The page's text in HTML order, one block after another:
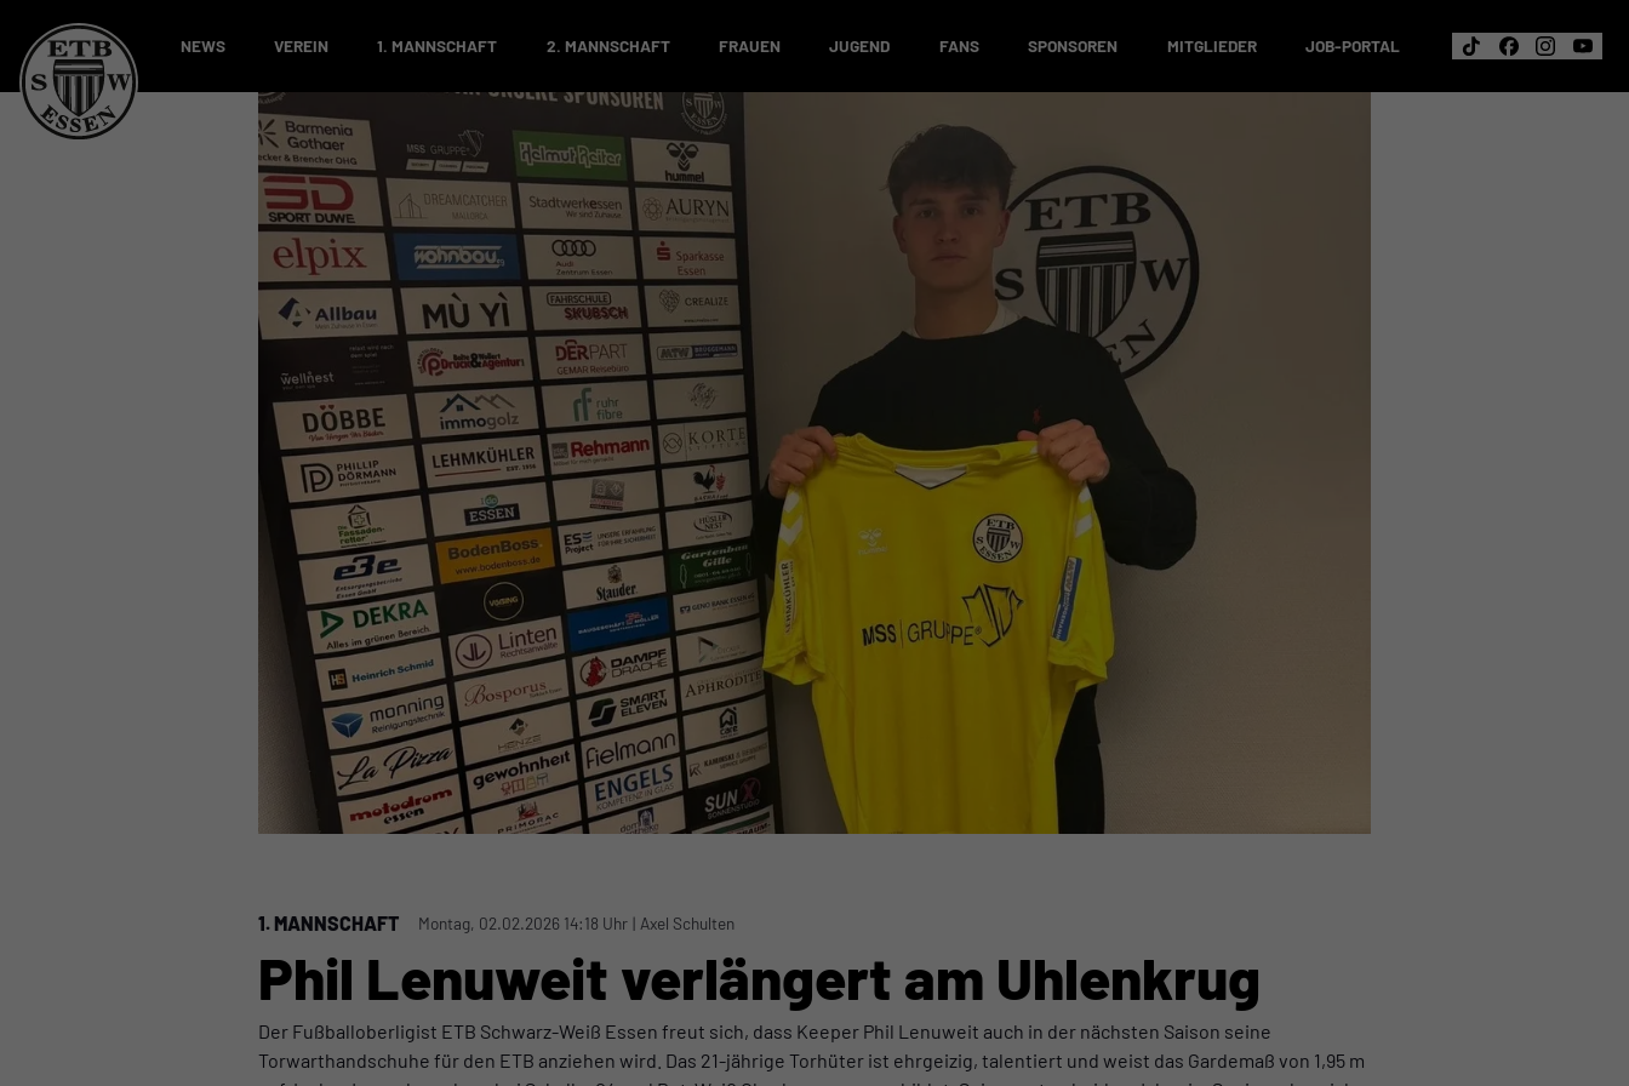
NEWS VEREIN 1. MANNSCHAFT 2. MANNSCHAFT FRAUEN JUGEND FANS SPONSOREN MITGLIEDER JOB-PORTAL
1. MANNSCHAFT Montag, 02.02.2026 14:18 Uhr | Axel Schulten
Phil Lenuweit verlängert am Uhlenkrug
Der Fußballoberligist ETB Schwarz-Weiß Essen freut sich, dass Keeper Phil Lenuweit auch in der nächsten Saison seine
Torwarthandschuhe für den ETB anziehen wird. Das 21-jährige Torhüter ist ehrgeizig, talentiert und weist das Gardemaß von 1,95 m